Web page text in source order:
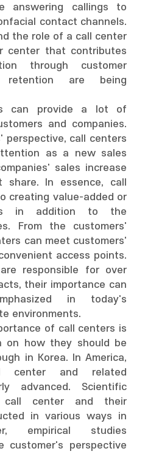
answering callings to
contact channels.
the role of a call center
center that contributes
through customer
retention are being
can provide a lot of
and companies.
perspective, call centers
as a new sales
sales increase
share. In essence, call
creating value-added or
in addition to the
From the customers'
can meet customers'
access points.
responsible for over
their importance can
in today's
environments.
of call centers is
on how they should be
in Korea. In America,
center and related
advanced. Scientific
center and their
in various ways in
empirical studies
customer's perspective